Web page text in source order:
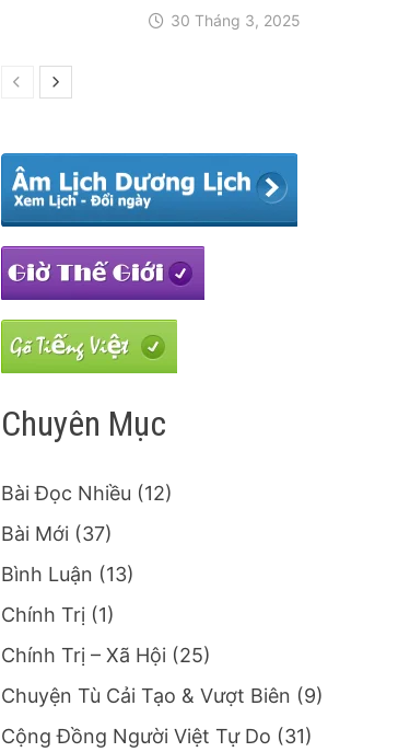
30 Tháng 3, 2025
Chuyên Mục
Bài Đọc Nhiều (12)
Bài Mới (37)
Bình Luận (13)
Chính Trị (1)
Chính Trị – Xã Hội (25)
Chuyện Tù Cải Tạo & Vượt Biên (9)
Cộng Đồng Người Việt Tự Do (31)